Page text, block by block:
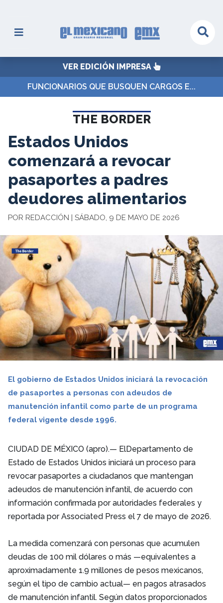
VER EDICIÓN IMPRESA
FUNCIONARIOS QUE BUSQUEN CARGOS E...
THE BORDER
Estados Unidos
comenzará a revocar
pasaportes a padres
deudores alimentarios
POR REDACCIÓN | SÁBADO, 9 DE MAYO DE 2026
El gobierno de Estados Unidos iniciará la revocación
de pasaportes a personas con adeudos de
manutención infantil como parte de un programa
federal vigente desde 1996.
CIUDAD DE MÉXICO (apro).— ElDepartamento de
Estado de Estados Unidos iniciará un proceso para
revocar pasaportes a ciudadanos que mantengan
adeudos de manutención infantil, de acuerdo con
información confirmada por autoridades federales y
reportada por Associated Press el 7 de mayo de 2026.
La medida comenzará con personas que acumulen
deudas de 100 mil dólares o más —equivalentes a
aproximadamente 1.9 millones de pesos mexicanos,
según el tipo de cambio actual— en pagos atrasados
de manutención infantil. Según datos proporcionados